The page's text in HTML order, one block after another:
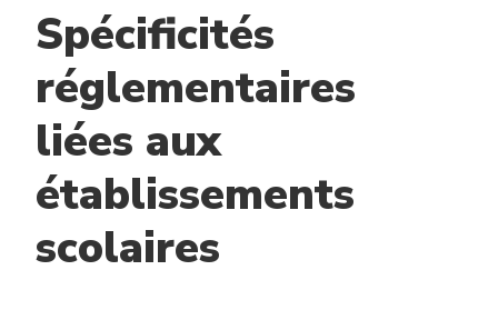
Spécificités
réglementaires
liées aux
établissements
scolaires